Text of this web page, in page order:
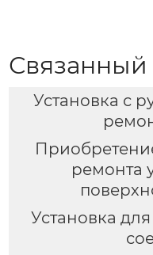
Связанный
Установка с
ремонта
Установка